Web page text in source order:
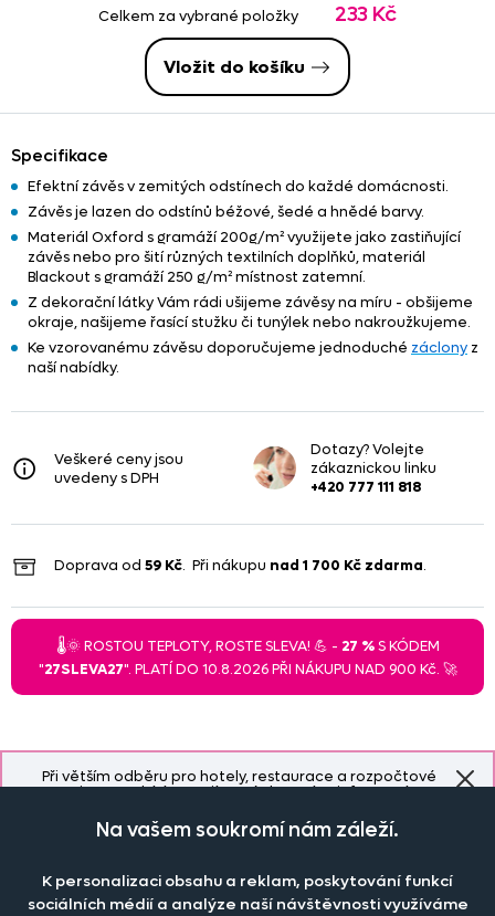
Při větším odběru pro hotely, restaurace a rozpočtové
organizace nabízíme zajímavé slevy, více informacíZDE.
započteny v konečné cenězbytku. Věnujte prosím pozornost
- u upravených zbytků nemusí vždy platit
Celkem za vybrané položky 233 Kč
Vložit do košíku
Specifikace
Efektní závěs v zemitých odstínech do každé domácnosti.
Závěs je lazen do odstínů béžové, šedé a hnědé barvy.
Materiál Oxford s gramáží 200g/m² využijete jako zastiňující
závěs nebo pro šití různých textilních doplňků, materiál
Blackout s gramáží 250 g/m² místnost zatemní.
Z dekorační látky Vám rádi ušijeme závěsy na míru - obšijeme
okraje, našijeme řasící stužku či tunýlek nebo nakroužkujeme.
Ke vzorovanému závěsu doporučujeme jednoduché záclony z
naší nabídky.
Veškeré ceny jsou
uvedeny s DPH
Dotazy? Volejte
zákaznickou linku
+420 777 111 818
Doprava od 59 Kč. Při nákupu nad 1 700 Kč zdarma.
🌡️🌞 ROSTOU TEPLOTY, ROSTE SLEVA! 💪 - 27 %S KÓDEM
"27SLEVA27". PLATÍ DO 10.8.2026 PŘI NÁKUPU NAD 900 Kč. 🚀
Naše společnost
Na vašem soukromí nám záleží.
K personalizaci obsahu a reklam, poskytování funkcí
sociálních médií a analýze naší návštěvnosti využíváme